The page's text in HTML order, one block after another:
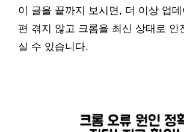
이 글을 끝까지 보시면, 더 이상 업
편 겪지 않고 크롬을 최신 상태로 안
실 수 있습니다.